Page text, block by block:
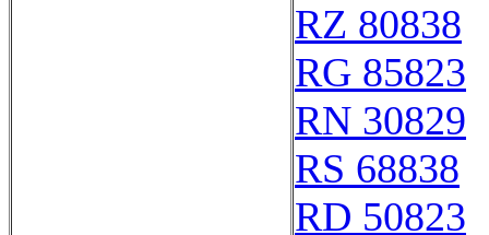
RZ 80838
RG 85823
RN 30829
RS 68838
RD 50823